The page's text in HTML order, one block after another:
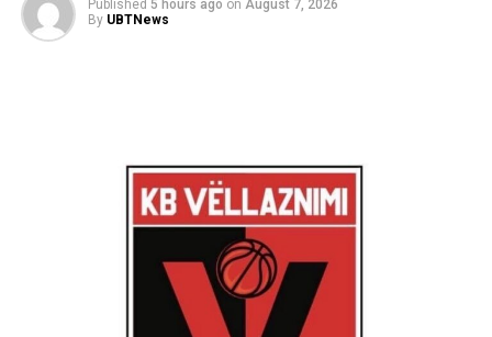
Published 5 hours ago on August 7, 2026
By UBTNews